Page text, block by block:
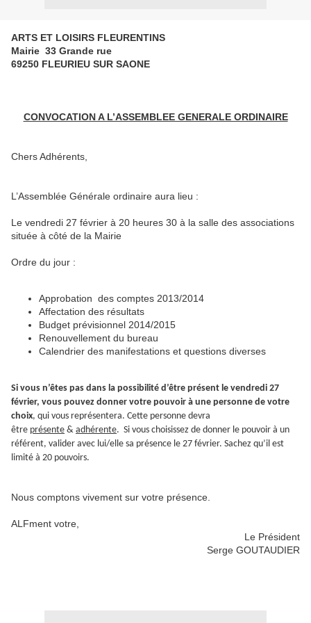
ARTS ET LOISIRS FLEURENTINS
Mairie 33 Grande rue
69250 FLEURIEU SUR SAONE
CONVOCATION A L’ASSEMBLEE GENERALE ORDINAIRE
Chers Adhérents,
L’Assemblée Générale ordinaire aura lieu :
Le vendredi 27 février à 20 heures 30 à la salle des associations
située à côté de la Mairie
Ordre du jour :
Approbation des comptes 2013/2014
Affectation des résultats
Budget prévisionnel 2014/2015
Renouvellement du bureau
Calendrier des manifestations et questions diverses
Si vous n’êtes pas dans la possibilité d’être présent le vendredi 27
février, vous pouvez donner votre pouvoir à une personne de votre
choix, qui vous représentera. Cette personne devra
être présente & adhérente. Si vous choisissez de donner le pouvoir à un
référent, valider avec lui/elle sa présence le 27 février. Sachez qu’il est
limité à 20 pouvoirs.
Nous comptons vivement sur votre présence.
ALFment votre,
Le Président
Serge GOUTAUDIER